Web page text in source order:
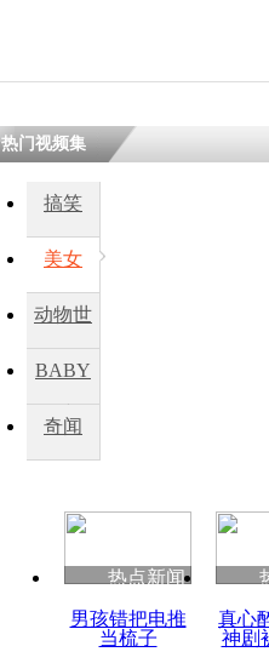
热门视频集
搞笑
美女
动物世
BABY
秀
奇闻
热点新闻
男孩错把电推
当梳子
真心
神剧